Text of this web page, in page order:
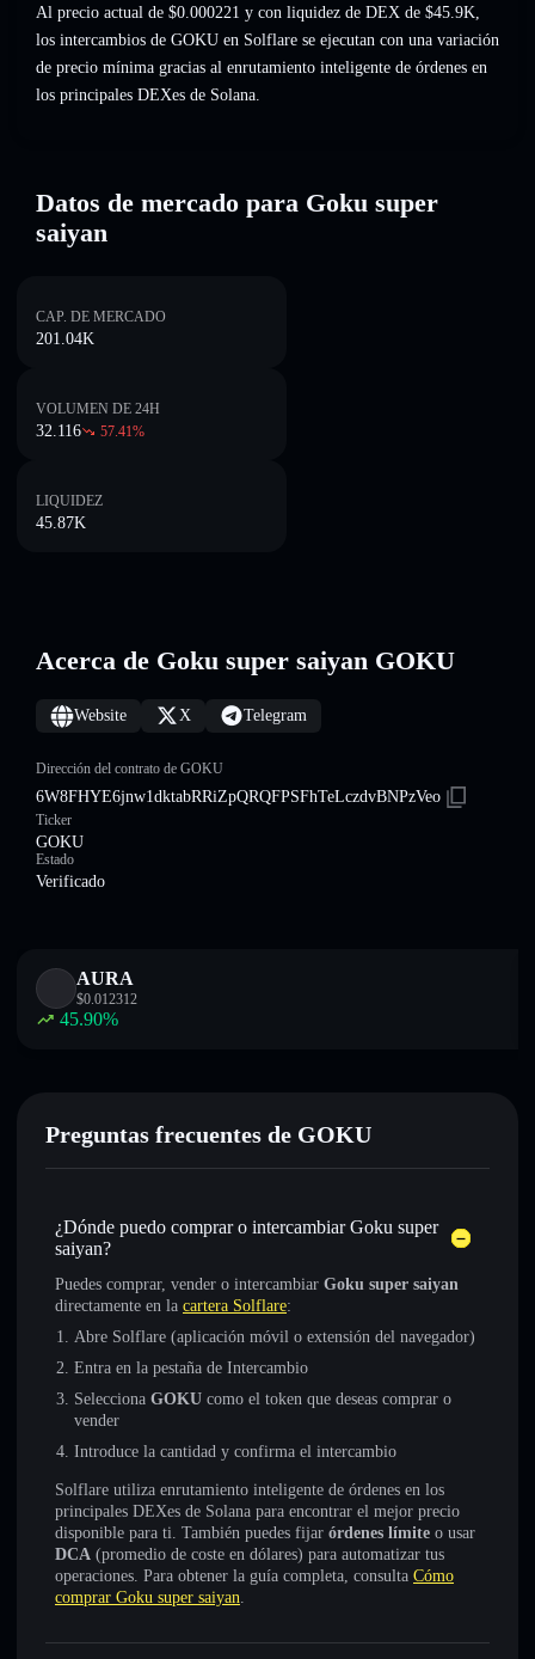
Al precio actual de $0.000221 y con liquidez de DEX de $45.9K,
los intercambios de GOKU en Solflare se ejecutan con una variación
de precio mínima gracias al enrutamiento inteligente de órdenes en
los principales DEXes de Solana.
Datos de mercado para Goku super
saiyan
CAP. DE MERCADO
201.04K
VOLUMEN DE 24H
32.116 57.41%
LIQUIDEZ
45.87K
Acerca de Goku super saiyan GOKU
Website X Telegram
Dirección del contrato de GOKU
6W8FHYE6jnw1dktabRRiZpQRQFPSFhTeLczdvBNPzVeo
Ticker
GOKU
Estado
Verificado
AURA
$0.012312
45.90%
Preguntas frecuentes de GOKU
¿Dónde puedo comprar o intercambiar Goku super
saiyan?
Puedes comprar, vender o intercambiar Goku super saiyan
directamente en la cartera Solflare:
Abre Solflare (aplicación móvil o extensión del navegador)
Entra en la pestaña de Intercambio
Selecciona GOKU como el token que deseas comprar o
vender
Introduce la cantidad y confirma el intercambio
Solflare utiliza enrutamiento inteligente de órdenes en los
principales DEXes de Solana para encontrar el mejor precio
disponible para ti. También puedes fijar órdenes límite o usar
DCA (promedio de coste en dólares) para automatizar tus
operaciones. Para obtener la guía completa, consulta Cómo
comprar Goku super saiyan.